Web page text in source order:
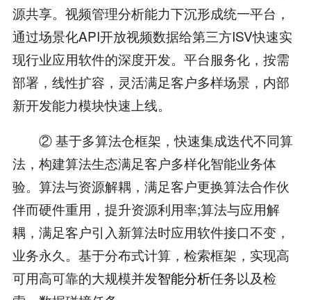
源共享。视频管理分析能力下沉形成统一平台，
通过场景化API开放视频数据给第三方ISV快速实
现行业应用软件的深度开发。平台服务化，按需
部署，线性扩容，灵活满足客户多样场景，内部
新开发能力模块快速上线。
② 基于多算法仓框架，快速集成迭代不同算
法，构建算法生态满足客户多样化智能业务体
验。算法与资源解耦，满足客户更换算法合作伙
伴而硬件重用，提升资源利用率;算法与应用解
耦，满足客户引入新算法时应用软件接口不变，
业务永久。基于分布式计算，检索框架，实现高
可用高可靠的大规模并发智能分析任务以及检